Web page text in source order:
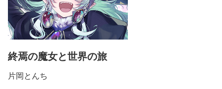
終焉の魔女と世界の旅
片岡とんち